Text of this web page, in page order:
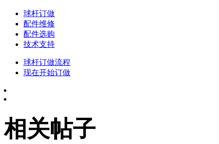
球杆订做
配件维修
配件选购
技术支持
球杆订做流程
现在开始订做
相关帖子